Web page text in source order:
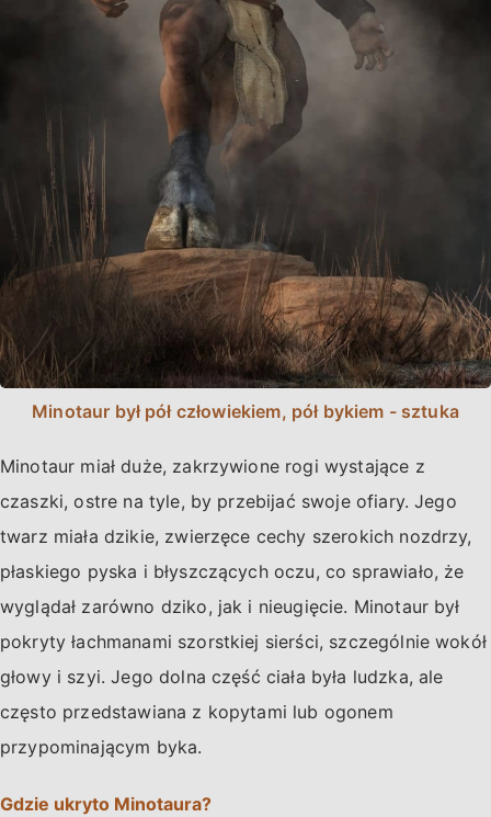
Minotaur był pół człowiekiem, pół bykiem - sztuka
Minotaur miał duże, zakrzywione rogi wystające z
czaszki, ostre na tyle, by przebijać swoje ofiary. Jego
twarz miała dzikie, zwierzęce cechy szerokich nozdrzy,
płaskiego pyska i błyszczących oczu, co sprawiało, że
wyglądał zarówno dziko, jak i nieugięcie. Minotaur był
pokryty łachmanami szorstkiej sierści, szczególnie wokół
głowy i szyi. Jego dolna część ciała była ludzka, ale
często przedstawiana z kopytami lub ogonem
przypominającym byka.
Gdzie ukryto Minotaura?